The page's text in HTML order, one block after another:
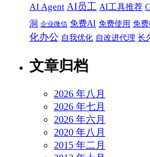
AI Agent AI员工 AI工具推荐
洞 企业微信 免费AI 免费使用 免费
化办公 自我优化 自改进代理 长
文章归档
2026 年八月
2026 年七月
2026 年六月
2020 年八月
2015 年二月